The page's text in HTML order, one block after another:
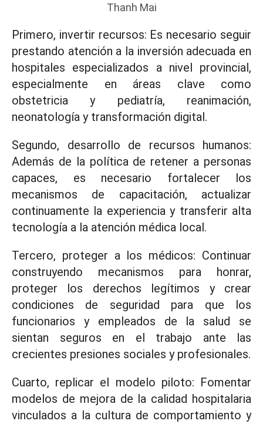
Thanh Mai
Primero, invertir recursos: Es necesario seguir
prestando atención a la inversión adecuada en
hospitales especializados a nivel provincial,
especialmente en áreas clave como
obstetricia y pediatría, reanimación,
neonatología y transformación digital.
Segundo, desarrollo de recursos humanos:
Además de la política de retener a personas
capaces, es necesario fortalecer los
mecanismos de capacitación, actualizar
continuamente la experiencia y transferir alta
tecnología a la atención médica local.
Tercero, proteger a los médicos: Continuar
construyendo mecanismos para honrar,
proteger los derechos legítimos y crear
condiciones de seguridad para que los
funcionarios y empleados de la salud se
sientan seguros en el trabajo ante las
crecientes presiones sociales y profesionales.
Cuarto, replicar el modelo piloto: Fomentar
modelos de mejora de la calidad hospitalaria
vinculados a la cultura de comportamiento y